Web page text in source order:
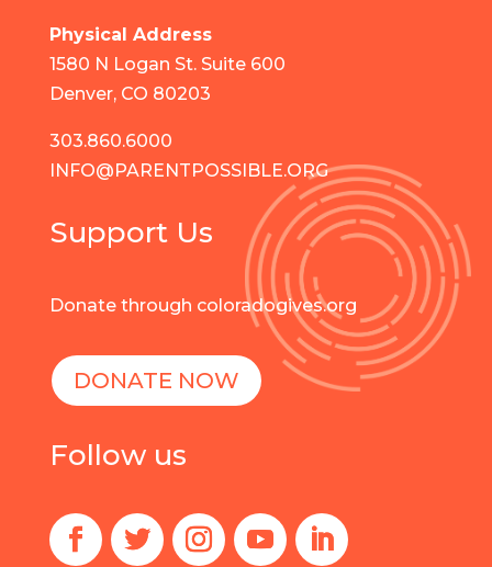
Physical Address
1580 N Logan St. Suite 600
Denver, CO 80203
303.860.6000
INFO@PARENTPOSSIBLE.ORG
Support Us
Donate through coloradogives.org
DONATE NOW
Follow us